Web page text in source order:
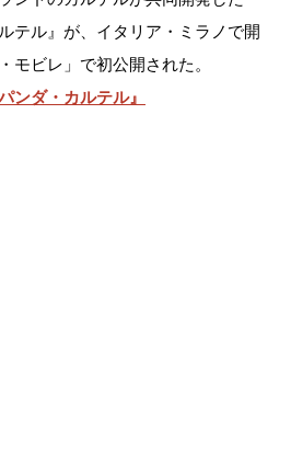
テル』が、イタリア・ミラノで開
モビレ」で初公開された。
ンダ・カルテル』